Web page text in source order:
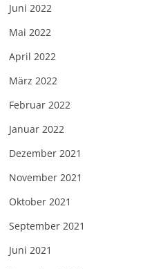
Juni 2022
Mai 2022
April 2022
März 2022
Februar 2022
Januar 2022
Dezember 2021
November 2021
Oktober 2021
September 2021
Juni 2021